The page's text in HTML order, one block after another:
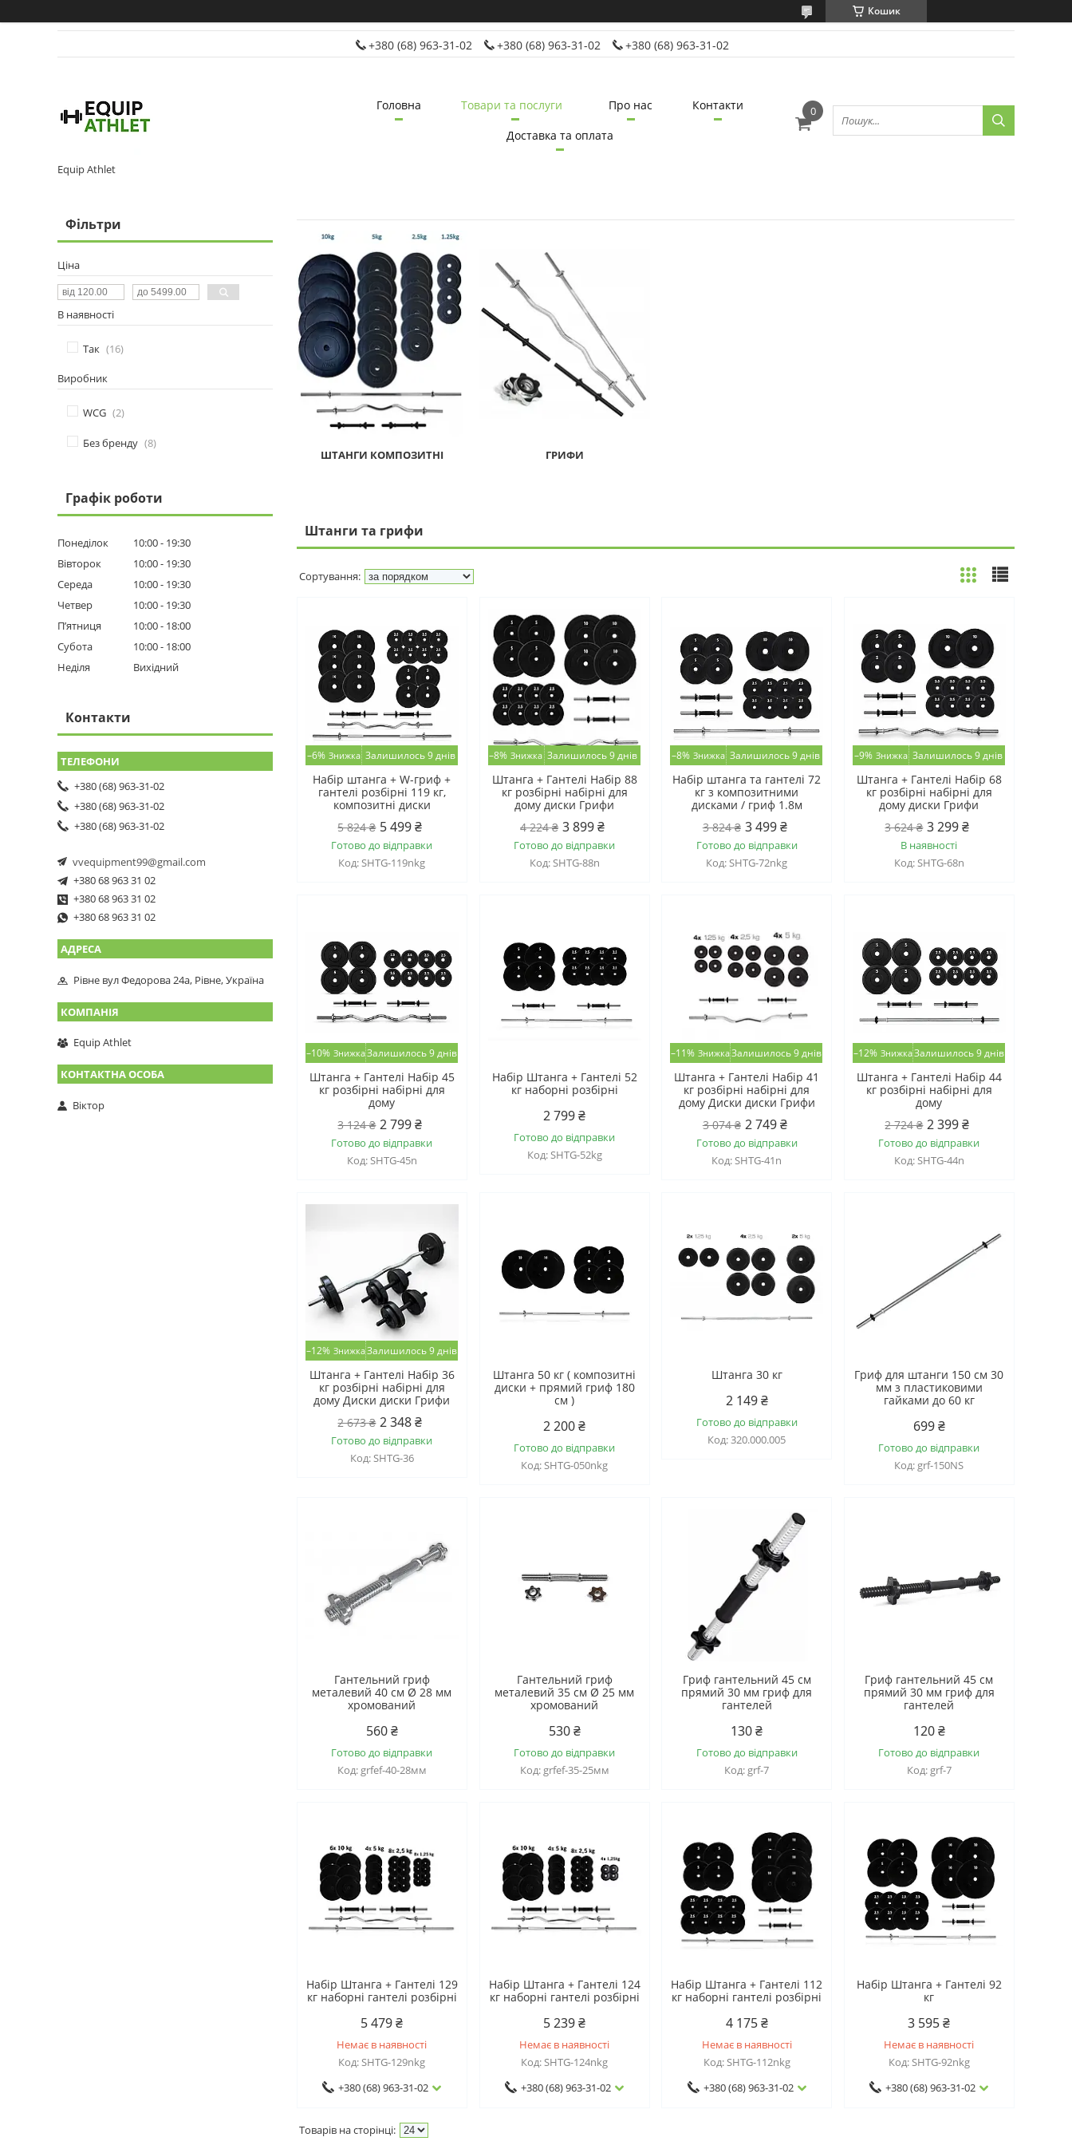
Кошик
+380 (68) 963-31-02 +380 (68) 963-31-02 +380 (68) 963-31-02
Equip Athlet
Головна Товари та послуги Про нас
Контакти
Доставка та оплата
ШТАНГИ КОМПОЗИТНІ ГРИФИ
Штанги та грифи
–6% Залишилось 9 днів
Набір штанга + W-гриф +
гантелі розбірні 119 кг,
композитні диски
5 824 ₴ 5 499 ₴
Готово до відправки
SHTG-119nkg
–8% Залишилось 9 днів
Штанга + Гантелі Набір 88
кг розбірні набірні для
дому диски Грифи
4 224 ₴ 3 899 ₴
Готово до відправки
SHTG-88n
–8% Залишилось 9 днів
Набір штанга та гантелі 72
кг з композитними
дисками / гриф 1.8м
3 824 ₴ 3 499 ₴
Готово до відправки
SHTG-72nkg
–9% Залишилось 9 днів
Штанга + Гантелі Набір 68
кг розбірні набірні для
дому диски Грифи
3 624 ₴ 3 299 ₴
В наявності
SHTG-68n
–10% Залишилось 9 днів
Штанга + Гантелі Набір 45
кг розбірні набірні для
дому
3 124 ₴ 2 799 ₴
Готово до відправки
SHTG-45n
Набір Штанга + Гантелі 52
кг наборні розбірні
2 799 ₴
Готово до відправки
SHTG-52kg
–11% Залишилось 9 днів
Штанга + Гантелі Набір 41
кг розбірні набірні для
дому Диски диски Грифи
3 074 ₴ 2 749 ₴
Готово до відправки
SHTG-41n
–12% Залишилось 9 днів
Штанга + Гантелі Набір 44
кг розбірні набірні для
дому
2 724 ₴ 2 399 ₴
Готово до відправки
SHTG-44n
–12% Залишилось 9 днів
Штанга + Гантелі Набір 36
кг розбірні набірні для
дому Диски диски Грифи
2 673 ₴ 2 348 ₴
Готово до відправки
SHTG-36
Штанга 50 кг ( композитні
диски + прямий гриф 180
см )
2 200 ₴
Готово до відправки
SHTG-050nkg
Штанга 30 кг
2 149 ₴
Готово до відправки
320.000.005
Гриф для штанги 150 см 30
мм з пластиковими
гайками до 60 кг
699 ₴
Готово до відправки
grf-150NS
Гантельний гриф
металевий 40 см Ø 28 мм
хромований
560 ₴
Готово до відправки
grfef-40-28мм
Гантельний гриф
металевий 35 см Ø 25 мм
хромований
530 ₴
Готово до відправки
grfef-35-25мм
Гриф гантельний 45 см
прямий 30 мм гриф для
гантелей
130 ₴
Готово до відправки
grf-7
Гриф гантельний 45 см
прямий 30 мм гриф для
гантелей
120 ₴
Готово до відправки
grf-7
Набір Штанга + Гантелі 129
кг наборні гантелі розбірні
5 479 ₴
Немає в наявності
SHTG-129nkg
+380 (68) 963-31-02
Набір Штанга + Гантелі 124
кг наборні гантелі розбірні
5 239 ₴
Немає в наявності
SHTG-124nkg
+380 (68) 963-31-02
Набір Штанга + Гантелі 112
кг наборні гантелі розбірні
4 175 ₴
Немає в наявності
SHTG-112nkg
+380 (68) 963-31-02
Набір Штанга + Гантелі 92
кг
3 595 ₴
Немає в наявності
SHTG-92nkg
+380 (68) 963-31-02
Фільтри
Ціна
В наявності
Так 16
Виробник
WCG 2
Без бренду 8
Графік роботи
Понеділок 10:00
19:30
Вівторок
10:00
19:30
Середа
10:00
19:30
Четвер
10:00
19:30
Пʼятниця
10:00
18:00
Субота
10:00
18:00
Неділя
Вихідний
Контакти
+380 (68) 963-31-02
+380 (68) 963-31-02
+380 (68) 963-31-02
vvequipment99@gmail.com
+380 68 963 31 02
+380 68 963 31 02
+380 68 963 31 02
Рівне вул Федорова 24а, Рівне, Україна
Equip Athlet
Віктор